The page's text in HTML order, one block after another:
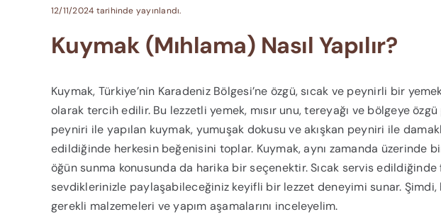
12/11/2024 tarihinde yayınlandı.
Kuymak (Mıhlama) Nasıl Yapılır?
Kuymak, Türkiye’nin Karadeniz Bölgesi’ne özgü, sıcak ve peynirli bir
olarak tercih edilir. Bu lezzetli yemek, mısır unu, tereyağı ve bölgeye
peyniri ile yapılan kuymak, yumuşak dokusu ve akışkan peyniri ile
edildiğinde herkesin beğenisini toplar. Kuymak, aynı zamanda üzerinde
öğün sunma konusunda da harika bir seçenektir. Sıcak servis
sevdiklerinizle paylaşabileceğiniz keyifli bir lezzet deneyimi sunar.
gerekli malzemeleri ve yapım aşamalarını inceleyelim.